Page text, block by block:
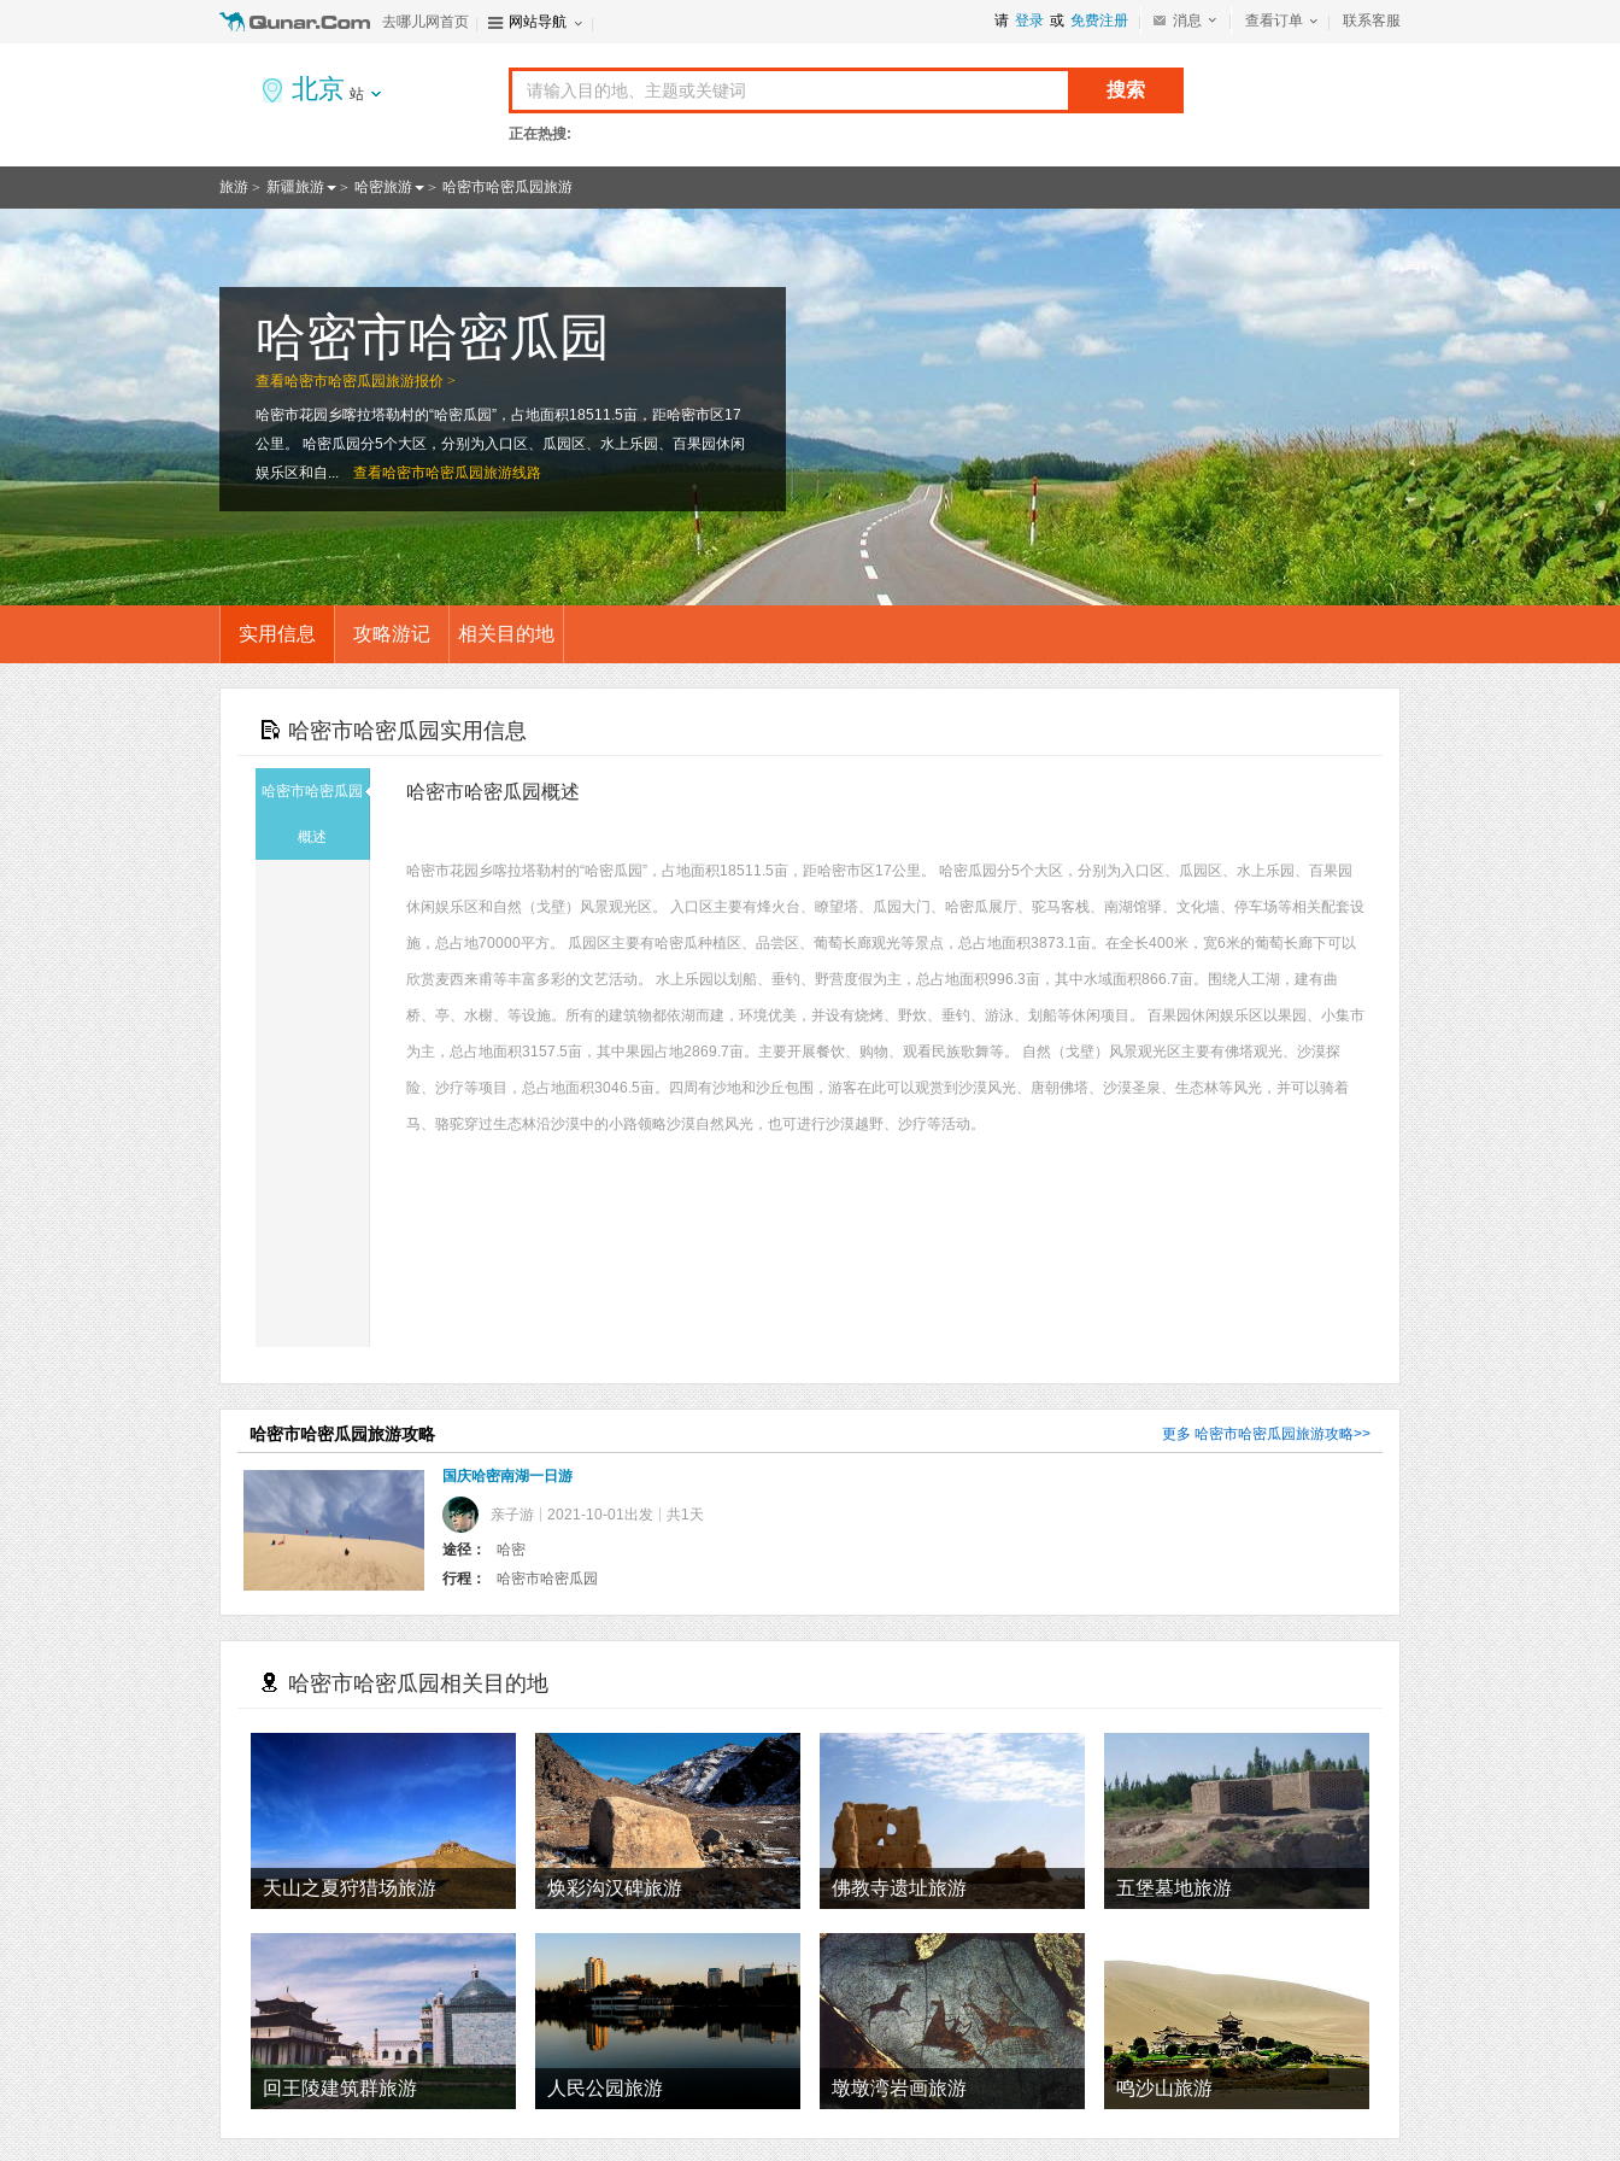
请 登录 或 免费注册 消息 查看订单 联系客服
去哪儿网首页 网站导航
北京 站 搜索
正在热搜:
旅游 > 新疆旅游 > 哈密旅游 > 哈密市哈密瓜园旅游
查看哈密市哈密瓜园旅游报价 >
哈密市哈密瓜园
哈密市花园乡喀拉塔勒村的“哈密瓜园”，占地面积18511.5亩，距哈密市区17
公里。 哈密瓜园分5个大区，分别为入口区、瓜园区、水上乐园、百果园休闲
娱乐区和自...
查看哈密市哈密瓜园旅游线路
实用信息 攻略游记 相关目的地
哈密市哈密瓜园实用信息
哈密市哈密瓜园
概述
哈密市哈密瓜园概述
哈密市花园乡喀拉塔勒村的“哈密瓜园”，占地面积18511.5亩，距哈密市区17公里。 哈密瓜园分5个大区，分别为入口区、瓜园区、水上乐园、百果园
休闲娱乐区和自然（戈壁）风景观光区。 入口区主要有烽火台、瞭望塔、瓜园大门、哈密瓜展厅、驼马客栈、南湖馆驿、文化墙、停车场等相关配套设
施，总占地70000平方。 瓜园区主要有哈密瓜种植区、品尝区、葡萄长廊观光等景点，总占地面积3873.1亩。在全长400米，宽6米的葡萄长廊下可以
欣赏麦西来甫等丰富多彩的文艺活动。 水上乐园以划船、垂钓、野营度假为主，总占地面积996.3亩，其中水域面积866.7亩。围绕人工湖，建有曲
桥、亭、水榭、等设施。所有的建筑物都依湖而建，环境优美，并设有烧烤、野炊、垂钓、游泳、划船等休闲项目。 百果园休闲娱乐区以果园、小集市
为主，总占地面积3157.5亩，其中果园占地2869.7亩。主要开展餐饮、购物、观看民族歌舞等。 自然（戈壁）风景观光区主要有佛塔观光、沙漠探
险、沙疗等项目，总占地面积3046.5亩。四周有沙地和沙丘包围，游客在此可以观赏到沙漠风光、唐朝佛塔、沙漠圣泉、生态林等风光，并可以骑着
马、骆驼穿过生态林沿沙漠中的小路领略沙漠自然风光，也可进行沙漠越野、沙疗等活动。
哈密市哈密瓜园旅游攻略 更多 哈密市哈密瓜园旅游攻略>>
国庆哈密南湖一日游
亲子游 2021-10-01出发 共1天
途径：
哈密
行程：
哈密市哈密瓜园
哈密市哈密瓜园相关目的地
天山之夏狩猎场旅游 焕彩沟汉碑旅游 佛教寺遗址旅游 五堡墓地旅游
回王陵建筑群旅游 人民公园旅游 墩墩湾岩画旅游 鸣沙山旅游